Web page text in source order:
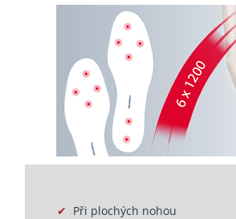
✔ Při plochých nohou